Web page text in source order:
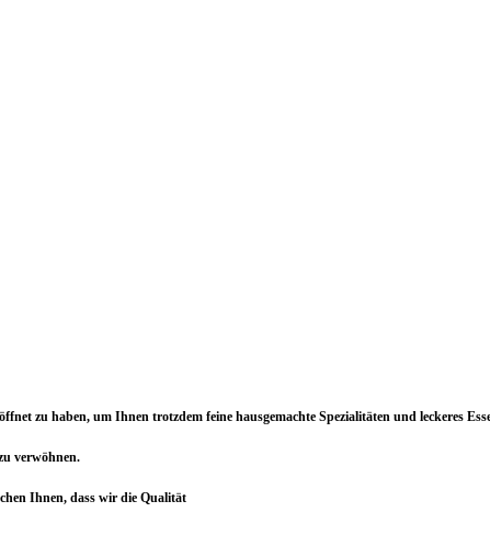
zu haben, um Ihnen trotzdem feine hausgemachte Spezialitäten und leckeres
verwöhnen.
Ihnen, dass wir die Qualität